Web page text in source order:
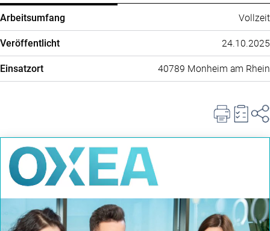
Arbeitsumfang Vollzeit
Veröffentlicht 24.10.2025
Einsatzort 40789 Monheim am Rhein